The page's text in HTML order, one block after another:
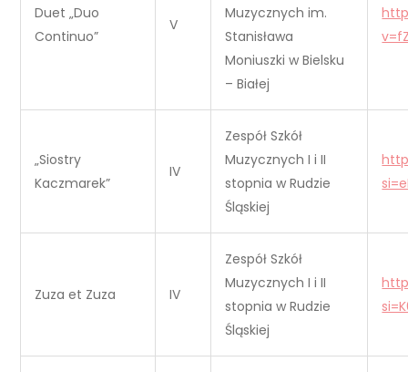
Duet „Duo
Continuo”
V
Muzycznych im.
Stanisława
Moniuszki w Bielsku
– Białej
„Siostry
Kaczmarek”
IV
Zespół Szkół
Muzycznych I i II
stopnia w Rudzie
Śląskiej
Zuza et Zuza IV
Zespół Szkół
Muzycznych I i II
stopnia w Rudzie
Śląskiej